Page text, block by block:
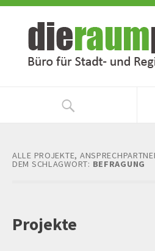
Zum
springen
Zur
springen
ALLE PROJEKTE,
DEM SCHLAGWORT: BEFRAGUNG
Projekte